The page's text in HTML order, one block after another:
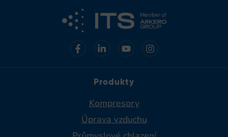
Produkty
Kompresory
Úprava vzduchu